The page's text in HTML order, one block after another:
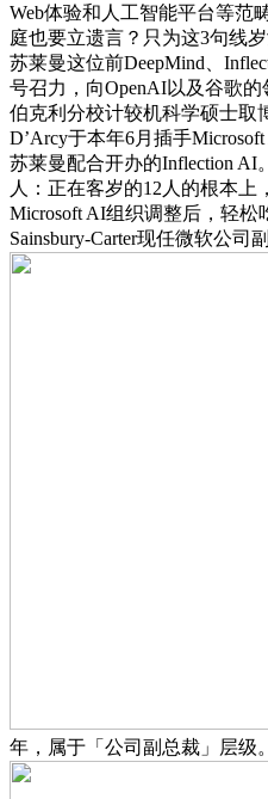
Web体验和人工智能平台等范
庭也要立遗言？只为这3句线
苏莱曼这位前DeepMind、
号召力，向OpenAI以及谷歌
伯克利分校计较机科学硕士取
D’Arcy于本年6月插手
苏莱曼配合开办的Inflection AI
人：正在客岁的12人的根本
Microsoft AI组织调整后，轻松
Sainsbury-Carter现任微软公司
年，属于「公司副总裁」层级。